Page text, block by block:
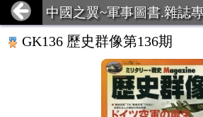
中國之翼~軍事圖書.雜誌
GK136 歷史群像第136期